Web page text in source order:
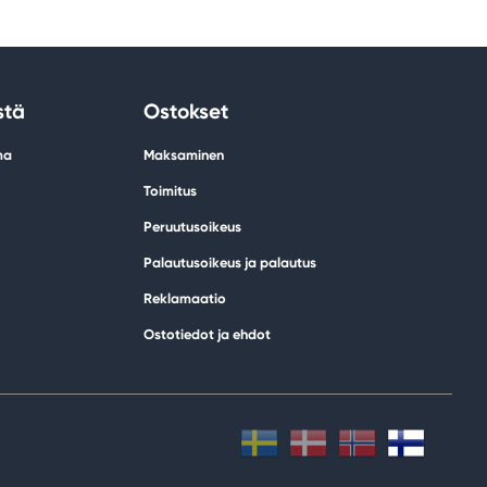
Ostokset
Maksaminen
Toimitus
Peruutusoikeus
Palautusoikeus ja palautus
Reklamaatio
Ostotiedot ja ehdot